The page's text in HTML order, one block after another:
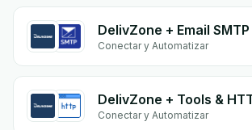
DelivZone + Email SMTP
Conectar y Automatizar
DelivZone + Tools &
Conectar y Automatizar